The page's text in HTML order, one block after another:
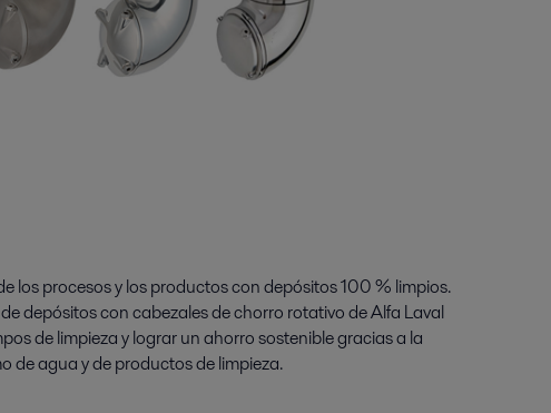
los procesos y los productos con depósitos 100 % limpios.
depósitos con cabezales de chorro rotativo de Alfa Laval
de limpieza y lograr un ahorro sostenible gracias a la
de agua y de productos de limpieza.